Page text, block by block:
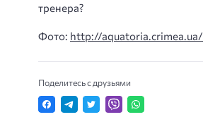
тренера?
Фото: http://aquatoria.crimea.ua/
Поделитесь с друзьями